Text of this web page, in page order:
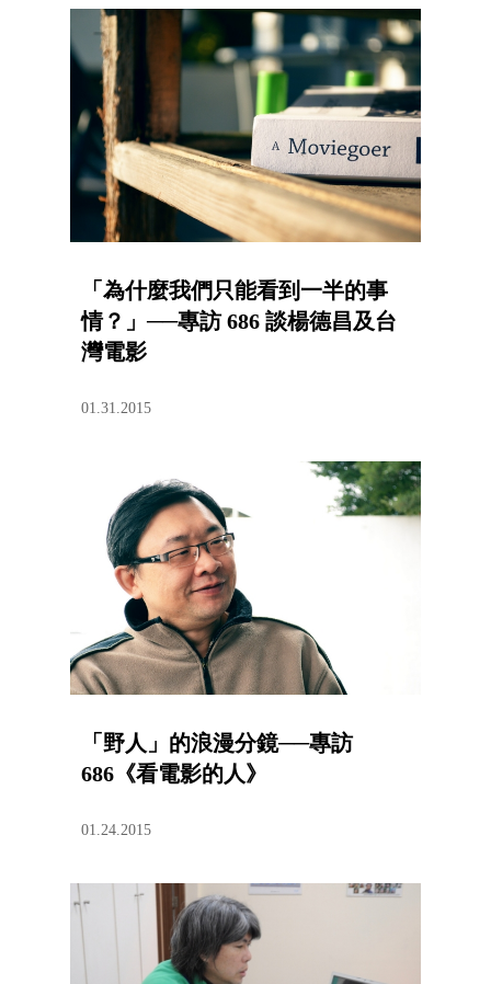
「為什麼我們只能看到一半的事
情？」──專訪 686 談楊德昌及台
灣電影
01.31.2015
「野人」的浪漫分鏡──專訪
686《看電影的人》
01.24.2015